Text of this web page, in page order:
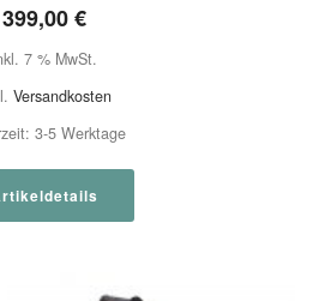
399,00€
7 % MwSt.
Versandkosten
3-5 Werktage